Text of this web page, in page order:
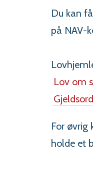
Du kan
på NAV-
Lov om
For øvrig
holde et